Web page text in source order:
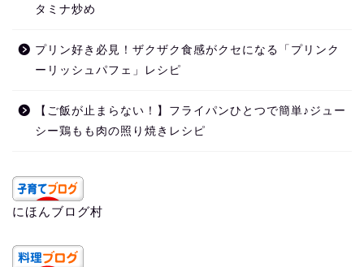
タミナ炒め
プリン好き必見！ザクザク食感がクセになる「プリンク
ーリッシュパフェ」レシピ
【ご飯が止まらない！】フライパンひとつで簡単♪ジュー
シー鶏もも肉の照り焼きレシピ
にほんブログ村